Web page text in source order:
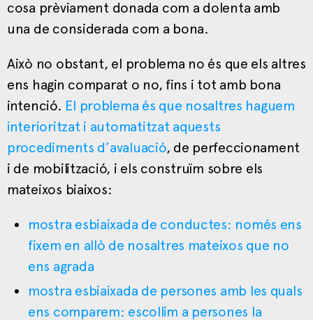
cosa prèviament donada com a dolenta amb
una de considerada com a bona.
Això no obstant, el problema no és que els altres
ens hagin comparat o no, fins i tot amb bona
intenció. El problema és que nosaltres haguem
interioritzat i automatitzat aquests
procediments d’avaluació, de perfeccionament
i de mobilització, i els construïm sobre els
mateixos biaixos:
mostra esbiaixada de conductes: només ens
fixem en allò de nosaltres mateixos que no
ens agrada
mostra esbiaixada de persones amb les quals
ens comparem: escollim a persones la